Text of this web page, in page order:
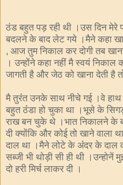
ठंड बहुत पड़ रही थी ।उस दिन
बदलने के बाद लेट गये ।मैने कहा
, आज तुम निकाल कर दोगी तब
। उन्होंने कहा नहीं मै स्वयं
जागती है और जेठ को खाना देती है
मै तुरंंत उनके साथ नीचे गई ।वे हाथ
बहुत ठंंडा हो चुका था ।भूसे के
राख बन चुके थे ।भात निकालने के
दी क्योंकि और कोई तो खाने वाला
दाल था ।मैने लोटे के अंंदर के दाल
सब्जी भी थोड़ी सी ही थी ।उन्होनें
दो हरी मिर्च लाकर दी ।